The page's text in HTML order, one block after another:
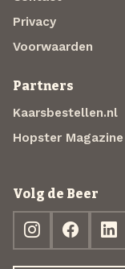
Privacy
Voorwaarden
Partners
Kaarsbestellen.nl
Hopster Magazine
Volg de Beer